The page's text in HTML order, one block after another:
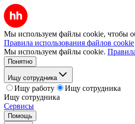
Мы используем файлы cookie, чтобы
Правила использования файлов cookie
Мы используем файлы cookie.
Понятно
Ищу сотрудника
Ищу работу
Ищу сотрудника
Ищу сотрудника
Сервисы
Помощь